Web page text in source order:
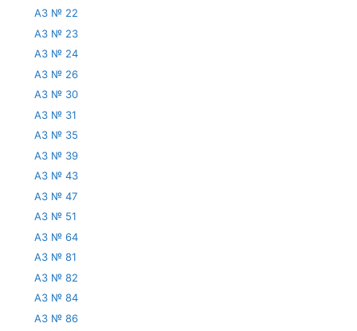
АЗ № 22
АЗ № 23
АЗ № 24
АЗ № 26
АЗ № 30
АЗ № 31
АЗ № 35
АЗ № 39
АЗ № 43
АЗ № 47
АЗ № 51
АЗ № 64
АЗ № 81
АЗ № 82
АЗ № 84
АЗ № 86